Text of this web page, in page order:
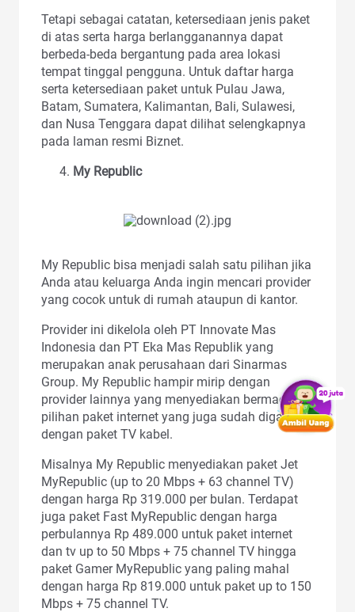
Tetapi sebagai catatan, ketersediaan jenis paket
di atas serta harga berlangganannya dapat
berbeda-beda bergantung pada area lokasi
tempat tinggal pengguna. Untuk daftar harga
serta ketersediaan paket untuk Pulau Jawa,
Batam, Sumatera, Kalimantan, Bali, Sulawesi,
dan Nusa Tenggara dapat dilihat selengkapnya
pada laman resmi Biznet.
My Republic
My Republic bisa menjadi salah satu pilihan jika
Anda atau keluarga Anda ingin mencari provider
yang cocok untuk di rumah ataupun di kantor.
Provider ini dikelola oleh PT Innovate Mas
Indonesia dan PT Eka Mas Republik yang
merupakan anak perusahaan dari Sinarmas
Group. My Republic hampir mirip dengan
provider lainnya yang menyediakan bermacam
pilihan paket internet yang juga sudah digabung
dengan paket TV kabel.
Misalnya My Republic menyediakan paket Jet
MyRepublic (up to 20 Mbps + 63 channel TV)
dengan harga Rp 319.000 per bulan. Terdapat
juga paket Fast MyRepublic dengan harga
perbulannya Rp 489.000 untuk paket internet
dan tv up to 50 Mbps + 75 channel TV hingga
paket Gamer MyRepublic yang paling mahal
dengan harga Rp 819.000 untuk paket up to 150
Mbps + 75 channel TV.